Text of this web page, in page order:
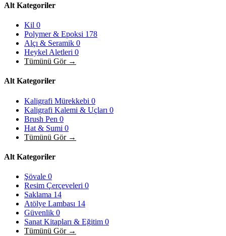
Alt Kategoriler
Kil 0
Polymer & Epoksi 178
Alçı & Seramik 0
Heykel Aletleri 0
Tümünü Gör →
Alt Kategoriler
Kaligrafi Mürekkebi 0
Kaligrafi Kalemi & Uçları 0
Brush Pen 0
Hat & Sumi 0
Tümünü Gör →
Alt Kategoriler
Şövale 0
Resim Çerçeveleri 0
Saklama 14
Atölye Lambası 14
Güvenlik 0
Sanat Kitapları & Eğitim 0
Tümünü Gör →